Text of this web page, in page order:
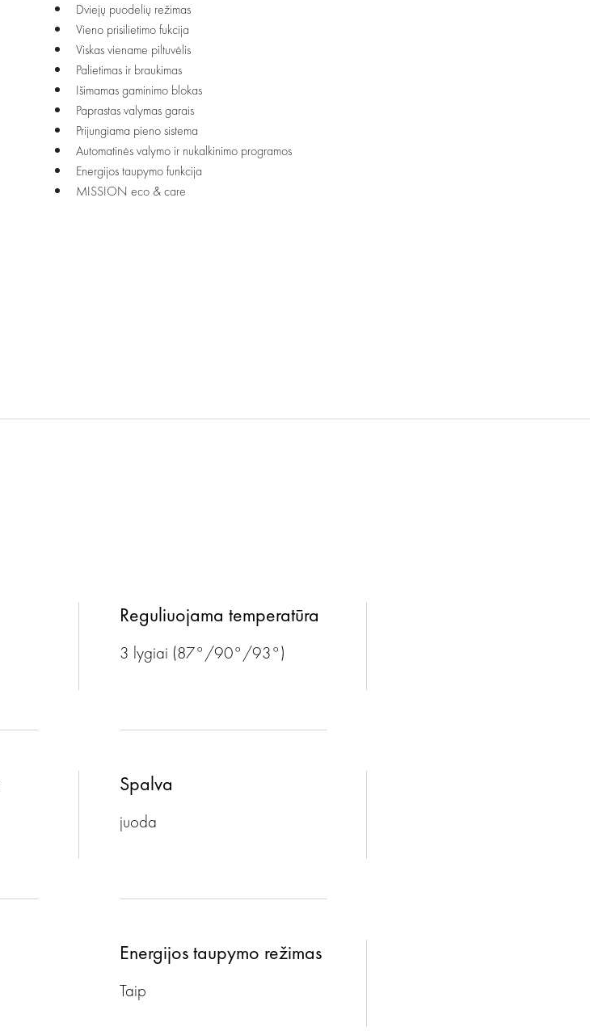
Dviejų puodelių režimas
Vieno prisilietimo fukcija
Viskas viename piltuvėlis
Palietimas ir braukimas
Išimamas gaminimo blokas
Paprastas valymas garais
Prijungiama pieno sistema
Automatinės valymo ir nukalkinimo programos
Energijos taupymo funkcija
MISSION eco & care
Reguliuojama temperatūra
3 lygiai (87°/90°/93°)
Spalva
juoda
Energijos taupymo režimas
Taip